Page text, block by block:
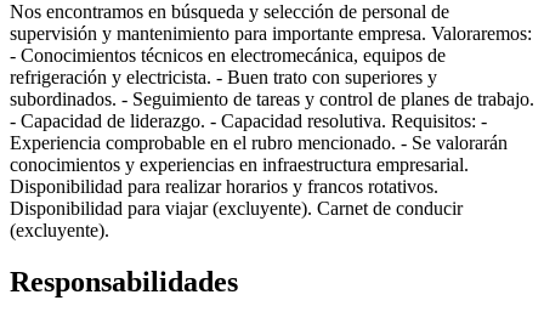
Nos encontramos en búsqueda y selección de personal de
supervisión y mantenimiento para importante empresa. Valoraremos:
- Conocimientos técnicos en electromecánica, equipos de
refrigeración y electricista. - Buen trato con superiores y
subordinados. - Seguimiento de tareas y control de planes de trabajo.
- Capacidad de liderazgo. - Capacidad resolutiva. Requisitos: -
Experiencia comprobable en el rubro mencionado. - Se valorarán
conocimientos y experiencias en infraestructura empresarial.
Disponibilidad para realizar horarios y francos rotativos.
Disponibilidad para viajar (excluyente). Carnet de conducir
(excluyente).
Responsabilidades